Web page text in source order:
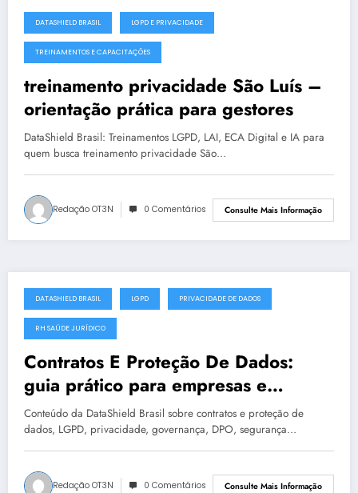
julho 19, 2025
DATASHIELD BRASIL LGPD E PRIVACIDADE
TREINAMENTOS E CAPACITAÇÕES
treinamento privacidade São Luís –
orientação prática para gestores
DataShield Brasil: Treinamentos LGPD, LAI, ECA Digital e IA para
quem busca treinamento privacidade São…
Redação OT3N 0 Comentários Consulte Mais Informação
julho 19, 2025
DATASHIELD BRASIL LGPD PRIVACIDADE DE DADOS
RH SAÚDE JURÍDICO
Contratos E Proteção De Dados:
guia prático para empresas e
instituições | DataShield Brasil
#0400
Conteúdo da DataShield Brasil sobre contratos e proteção de
dados, LGPD, privacidade, governança, DPO, segurança…
Redação OT3N 0 Comentários Consulte Mais Informação